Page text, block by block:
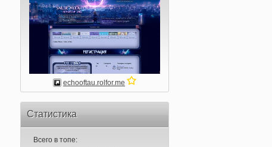
echooftau.rolfor.me
Статистика
Всего в топе: